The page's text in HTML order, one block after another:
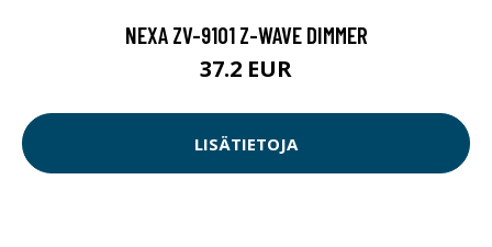
NEXA ZV-9101 Z-WAVE DIMMER
37.2 EUR
LISÄTIETOJA